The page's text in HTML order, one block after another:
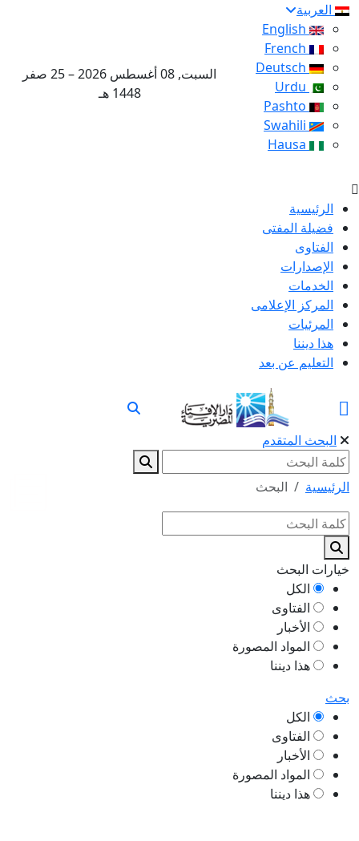
العربية
السبت, 08 أغسطس 2026 – 25 صفر
1448 هـ
الرئيسية
فضيلة المفتى
الفتاوى
الإصدارات
الخدمات
المركز الإعلامى
المرئيات
هذا ديننا
التعليم عن بعد
البحث المتقدم
الرئيسية البحث
خيارات البحث
الكل
الفتاوى
الأخبار
المواد المصورة
هذا ديننا
بحث
الكل
الفتاوى
الأخبار
المواد المصورة
هذا ديننا